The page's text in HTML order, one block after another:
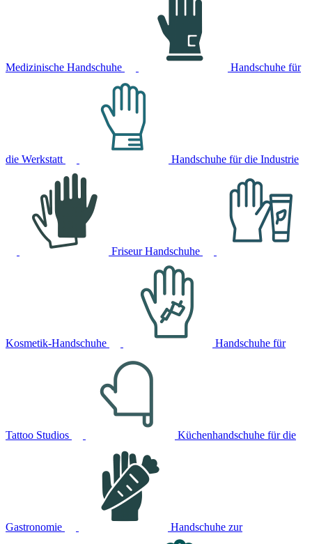
Medizinische Handschuhe Handschuhe für
die Werkstatt Handschuhe für die Industrie
Friseur Handschuhe
Kosmetik-Handschuhe Handschuhe für
Tattoo Studios Küchenhandschuhe für die
Gastronomie Handschuhe zur